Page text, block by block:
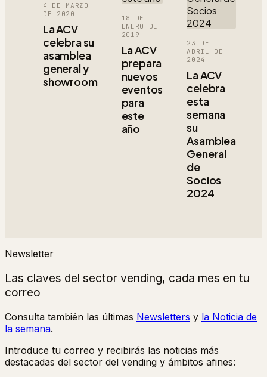
4 DE MARZO
DE 2020
La ACV
celebra su
asamblea
general y
showroom
18 DE
ENERO DE
2019
La ACV
prepara
nuevos
eventos
para
este
año
23 DE
ABRIL DE
2024
La ACV
celebra
esta
semana
su
Asamblea
General
de
Socios
2024
Newsletter
Las claves del sector vending, cada mes en tu
correo
Consulta también las últimas Newsletters y la Noticia de
la semana.
Introduce tu correo y recibirás las noticias más
destacadas del sector del vending y ámbitos afines: